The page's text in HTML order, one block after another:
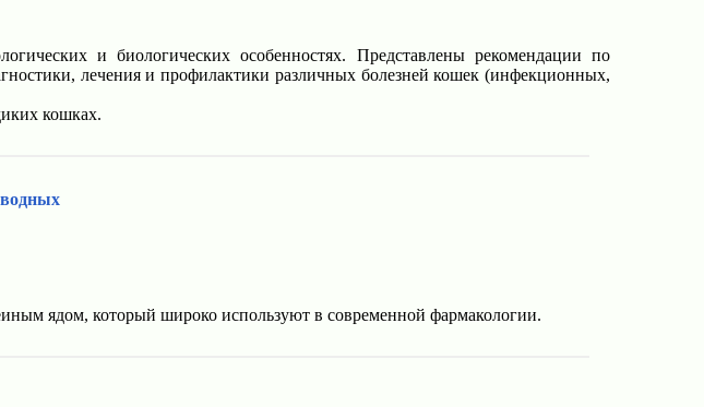
и биологических особенностях. Представлены рекомендации по
лечения и профилактики различных болезней кошек (инфекционных,
кошках.
ядом, который широко используют в современной фармакологии.